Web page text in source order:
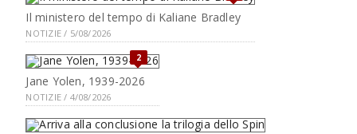
Il ministero del tempo di Kaliane Bradley
NOTIZIE / 5/08/2026
2
Jane Yolen, 1939-2026
NOTIZIE / 4/08/2026